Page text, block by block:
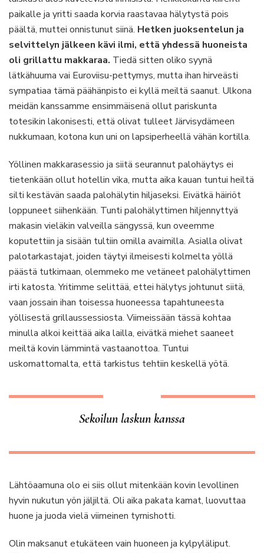
paikalle ja yritti saada korvia raastavaa hälytystä pois
päältä, muttei onnistunut siinä. Hetken juoksentelun ja
selvittelyn jälkeen kävi ilmi, että yhdessä huoneista
oli grillattu makkaraa. Tiedä sitten oliko syynä
lätkähuuma vai Euroviisu-pettymys, mutta ihan hirveästi
sympatiaa tämä päähänpisto ei kyllä meiltä saanut. Ulkona
meidän kanssamme ensimmäisenä ollut pariskunta
totesikin lakonisesti, että olivat tulleet Järvisydämeen
nukkumaan, kotona kun uni on lapsiperheellä vähän kortilla.
Yöllinen makkarasessio ja siitä seurannut palohäytys ei
tietenkään ollut hotellin vika, mutta aika kauan tuntui heiltä
silti kestävän saada palohälytin hiljaseksi. Eivätkä häiriöt
loppuneet siihenkään. Tunti palohälyttimen hiljennyttyä
makasin vieläkin valveilla sängyssä, kun oveemme
koputettiin ja sisään tultiin omilla avaimilla. Asialla olivat
palotarkastajat, joiden täytyi ilmeisesti kolmelta yöllä
päästä tutkimaan, olemmeko me vetäneet palohälyttimen
irti katosta. Yritimme selittää, ettei hälytys johtunut siitä,
vaan jossain ihan toisessa huoneessa tapahtuneesta
yöllisestä grillaussessiosta. Viimeissään tässä kohtaa
minulla alkoi keittää aika lailla, eivätkä miehet saaneet
meiltä kovin lämmintä vastaanottoa. Tuntui
uskomattomalta, että tarkistus tehtiin keskellä yötä.
Sekoilun laskun kanssa
Lähtöaamuna olo ei siis ollut mitenkään kovin levollinen
hyvin nukutun yön jäljiltä. Oli aika pakata kamat, luovuttaa
huone ja juoda vielä viimeinen tyrnishotti.
Olin maksanut etukäteen vain huoneen ja kylpyläliput.